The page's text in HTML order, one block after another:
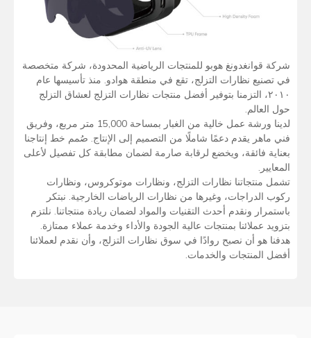
شركة قوانغدونغ هوبو للمنتجات الرياضية المحدودة، شركة متخصصة
في تصنيع نظارات التزلج، تقع في منطقة هوادو. منذ تأسيسها عام
٢٠١٠، التزمنا بتوفير أفضل منتجات نظارات التزلج لعشاق التزلج
حول العالم.
لدينا ورشة عمل خالية من الغبار بمساحة 15,000 متر مربع، وفريق
فني ماهر يقدم دعمًا شاملًا من التصميم إلى الإنتاج. صُمم خط إنتاجنا
بعناية فائقة، ويخضع لرقابة صارمة لضمان مطابقة كل تفصيل لأعلى
المعايير.
تشمل منتجاتنا نظارات التزلج، ونظارات موتوكروس، ونظارات
ركوب الدراجات، وغيرها من نظارات الرياضات الخارجية. نبتكر
باستمرار ونقدم أحدث التقنيات والمواد لضمان ريادة منتجاتنا. نلتزم
بتزويد عملائنا بمنتجات عالية الجودة والأداء وخدمة عملاء ممتازة.
هدفنا هو أن نصبح روادًا في سوق نظارات التزلج، وأن نقدم لعملائنا
أفضل المنتجات والخدمات.